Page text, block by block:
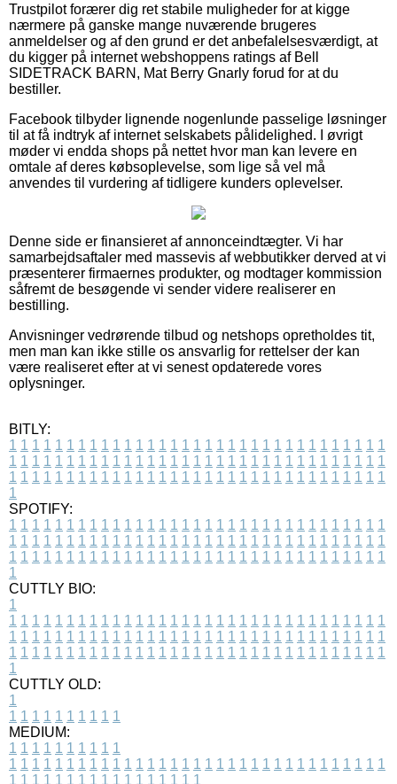
Trustpilot forærer dig ret stabile muligheder for at kigge
nærmere på ganske mange nuværende brugeres
anmeldelser og af den grund er det anbefalelsesværdigt, at
du kigger på internet webshoppens ratings af Bell
SIDETRACK BARN, Mat Berry Gnarly forud for at du
bestiller.
Facebook tilbyder lignende nogenlunde passelige løsninger
til at få indtryk af internet selskabets pålidelighed. I øvrigt
møder vi endda shops på nettet hvor man kan levere en
omtale af deres købsoplevelse, som lige så vel må
anvendes til vurdering af tidligere kunders oplevelser.
Denne side er finansieret af annonceindtægter. Vi har
samarbejdsaftaler med massevis af webbutikker derved at vi
præsenterer firmaernes produkter, og modtager kommission
såfremt de besøgende vi sender videre realiserer en
bestilling.
Anvisninger vedrørende tilbud og netshops opretholdes tit,
men man kan ikke stille os ansvarlig for rettelser der kan
være realiseret efter at vi senest opdaterede vores
oplysninger.
BITLY:
1 1 1 1 1 1 1 1 1 1 1 1 1 1 1 1 1 1 1 1 1 1 1 1 1 1 1 1 1 1 1 1 1
1 1 1 1 1 1 1 1 1 1 1 1 1 1 1 1 1 1 1 1 1 1 1 1 1 1 1 1 1 1 1 1 1
1 1 1 1 1 1 1 1 1 1 1 1 1 1 1 1 1 1 1 1 1 1 1 1 1 1 1 1 1 1 1 1 1
1
SPOTIFY:
1 1 1 1 1 1 1 1 1 1 1 1 1 1 1 1 1 1 1 1 1 1 1 1 1 1 1 1 1 1 1 1 1
1 1 1 1 1 1 1 1 1 1 1 1 1 1 1 1 1 1 1 1 1 1 1 1 1 1 1 1 1 1 1 1 1
1 1 1 1 1 1 1 1 1 1 1 1 1 1 1 1 1 1 1 1 1 1 1 1 1 1 1 1 1 1 1 1 1
1
CUTTLY BIO:
1
1 1 1 1 1 1 1 1 1 1 1 1 1 1 1 1 1 1 1 1 1 1 1 1 1 1 1 1 1 1 1 1 1
1 1 1 1 1 1 1 1 1 1 1 1 1 1 1 1 1 1 1 1 1 1 1 1 1 1 1 1 1 1 1 1 1
1 1 1 1 1 1 1 1 1 1 1 1 1 1 1 1 1 1 1 1 1 1 1 1 1 1 1 1 1 1 1 1 1
1
CUTTLY OLD:
1
1 1 1 1 1 1 1 1 1 1
MEDIUM:
1 1 1 1 1 1 1 1 1 1
1 1 1 1 1 1 1 1 1 1 1 1 1 1 1 1 1 1 1 1 1 1 1 1 1 1 1 1 1 1 1 1 1
1 1 1 1 1 1 1 1 1 1 1 1 1 1 1 1 1